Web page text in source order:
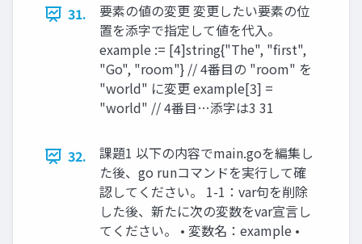
31.
要素の値の変更 変更したい要素の位
置を添字で指定して値を代入。
example := [4]string{"The", "first",
"Go", "room"} // 4番目の "room" を
"world" に変更 example[3] =
"world" // 4番目…添字は3 31
32.
課題1 以下の内容でmain.goを編集し
た後、go runコマンドを実行して確
認してください。 1-1：var句を削除
した後、新たに次の変数をvar宣言し
てください。 • 変数名：example •